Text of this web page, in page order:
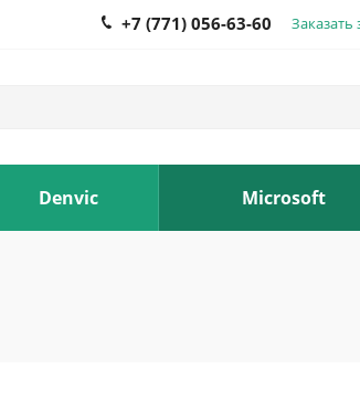
+7 (771) 056-63-60 Заказать
Denvic Microsoft